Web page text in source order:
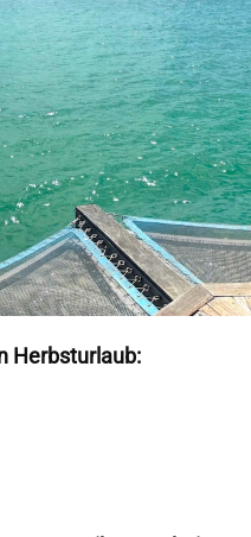
Herbsturlaub: